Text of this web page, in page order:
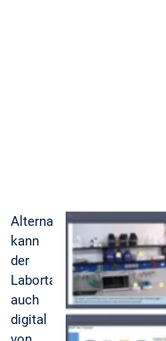
Alternativ
kann
der
Labortag
auch
digital